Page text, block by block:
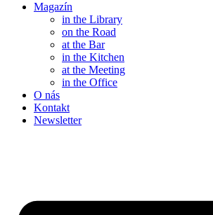
Magazín
in the Library
on the Road
at the Bar
in the Kitchen
at the Meeting
in the Office
O nás
Kontakt
Newsletter